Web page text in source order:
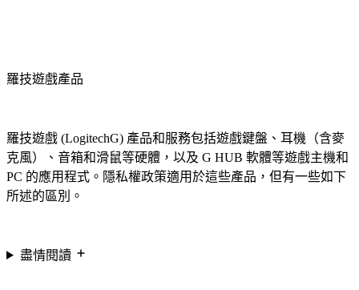
羅技遊戲產品
羅技遊戲 (LogitechG) 產品和服務包括遊戲鍵盤、耳機（含麥
克風）、音箱和滑鼠等硬體，以及 G HUB 軟體等遊戲主機和
PC 的應用程式。隱私權政策適用於這些產品，但有一些如下
所述的區別。
盡情閱讀